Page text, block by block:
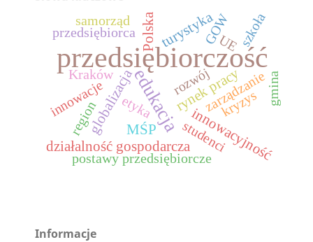
przedsiębiorczość
edukacja
globalizacjaMŚP
Polska turystyka
rynek pracy
innowacyjność
działalność gospodarcza
zarządzanie
przedsiębiorca
postawy przedsiębiorcze
etyka
UE
rozwój
kryzys
innowacje
region
samorząd GOW
Kraków gmina
szkoła
studenci
Informacje